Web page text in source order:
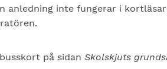
anledning inte fungerar i
på sidan Skolskjuts